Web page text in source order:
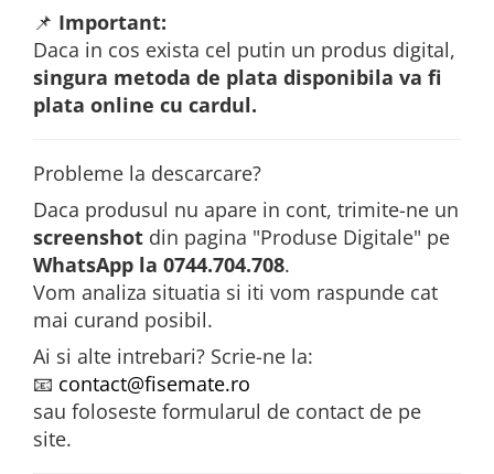
📌 Important:
Daca in cos exista cel putin un produs digital,
singura metoda de plata disponibila va fi
plata online cu cardul.
Probleme la descarcare?
Daca produsul nu apare in cont, trimite-ne un
screenshot din pagina "Produse Digitale" pe
WhatsApp la 0744.704.708.
Vom analiza situatia si iti vom raspunde cat
mai curand posibil.
Ai si alte intrebari? Scrie-ne la:
📧 contact@fisemate.ro
sau foloseste formularul de contact de pe
site.